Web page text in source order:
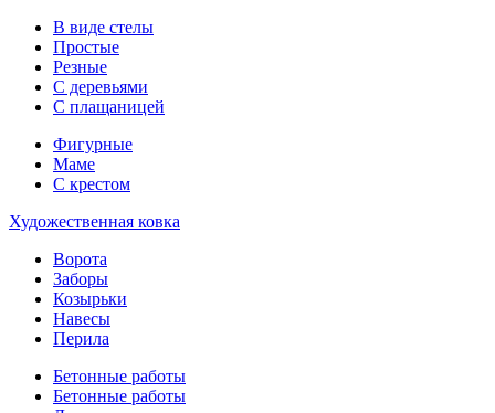
В виде стелы
Простые
Резные
С деревьями
С плащаницей
Фигурные
Маме
С крестом
Художественная ковка
Ворота
Заборы
Козырьки
Навесы
Перила
Бетонные работы
Бетонные работы